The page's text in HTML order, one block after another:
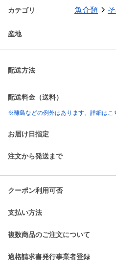
カテゴリ 魚介類
産地
配送方法
配送料金（送料）
※離島などの例外はあります。詳細はこ
お届け日指定
注文から発送まで
クーポン利用可否
支払い方法
複数商品のご注文について
適格請求書発行事業者登録